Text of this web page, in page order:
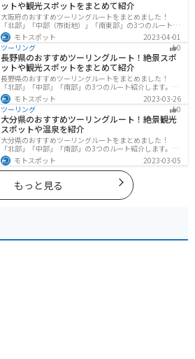
ットや観光スポットをまとめて紹介
大阪府のおすすめツーリングルートをまとめました！
「北部」「中部（市街地）」「南東部」の3つのルート紹
介します。歴史と近代が融合した魅力的なエリアで様々
な楽しみ方ができます。バイクで大阪府にツーリングに
行く際は参考にしてください。
モトスポット
2023-04-01
ツーリング
0
長野県のおすすめツーリングルート！絶景スポ
ットや観光スポットをまとめて紹介
長野県のおすすめツーリングルートをまとめました！
「北部」「中部」「南部」の3つのルート紹介します。諏
訪湖やビーナスラインのような全国でも有名なツーリン
グスポットが多数あります。バイクで長野県にツーリン
グに行く際は参考にしてください。
モトスポット
2023-03-26
ツーリング
0
大分県のおすすめツーリングルート！絶景観光
スポットや温泉を紹介
大分県のおすすめツーリングルートをまとめました！
「北部」「中部」「南部」の3つのルート紹介します。阿
蘇の雄大な自然を満喫できるスポットや温泉を満喫する
ツーリングができます。バイクで大分県にツーリングに
行く際は参考にしてください。
モトスポット 2023-03-05
もっと見る